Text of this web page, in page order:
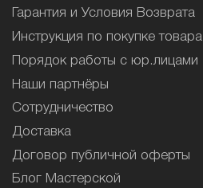
Гарантия и Условия Возврата
Инструкция по покупке товара
Порядок работы с юр.лицами
Наши партнёры
Сотрудничество
Доставка
Договор публичной оферты
Блог Мастерской